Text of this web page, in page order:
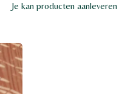
Je kan producten